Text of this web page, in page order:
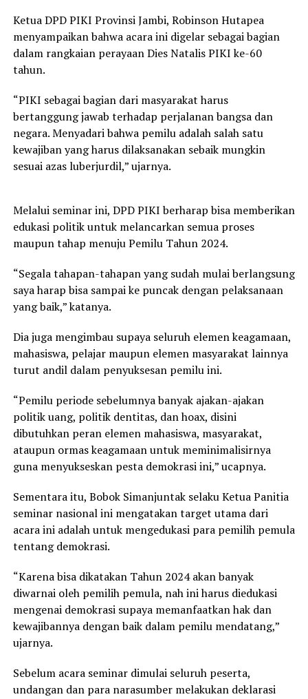
Ketua DPD PIKI Provinsi Jambi, Robinson Hutapea
menyampaikan bahwa acara ini digelar sebagai bagian
dalam rangkaian perayaan Dies Natalis PIKI ke-60
tahun.
“PIKI sebagai bagian dari masyarakat harus
bertanggung jawab terhadap perjalanan bangsa dan
negara. Menyadari bahwa pemilu adalah salah satu
kewajiban yang harus dilaksanakan sebaik mungkin
sesuai azas luberjurdil,” ujarnya.
Melalui seminar ini, DPD PIKI berharap bisa memberikan
edukasi politik untuk melancarkan semua proses
maupun tahap menuju Pemilu Tahun 2024.
“Segala tahapan-tahapan yang sudah mulai berlangsung
saya harap bisa sampai ke puncak dengan pelaksanaan
yang baik,” katanya.
Dia juga mengimbau supaya seluruh elemen keagamaan,
mahasiswa, pelajar maupun elemen masyarakat lainnya
turut andil dalam penyuksesan pemilu ini.
“Pemilu periode sebelumnya banyak ajakan-ajakan
politik uang, politik dentitas, dan hoax, disini
dibutuhkan peran elemen mahasiswa, masyarakat,
ataupun ormas keagamaan untuk meminimalisirnya
guna menyukseskan pesta demokrasi ini,” ucapnya.
Sementara itu, Bobok Simanjuntak selaku Ketua Panitia
seminar nasional ini mengatakan target utama dari
acara ini adalah untuk mengedukasi para pemilih pemula
tentang demokrasi.
“Karena bisa dikatakan Tahun 2024 akan banyak
diwarnai oleh pemilih pemula, nah ini harus diedukasi
mengenai demokrasi supaya memanfaatkan hak dan
kewajibannya dengan baik dalam pemilu mendatang,”
ujarnya.
Sebelum acara seminar dimulai seluruh peserta,
undangan dan para narasumber melakukan deklarasi